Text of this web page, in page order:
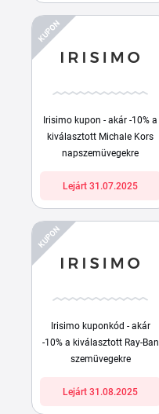
KUPON
Irisimo kupon - akár -10% a
kiválasztott Michale Kors
napszemüvegekre
Lejárt 31.07.2025
KUPON
Irisimo kuponkód - akár
-10% a kiválasztott Ray-Ban
szemüvegekre
Lejárt 31.08.2025